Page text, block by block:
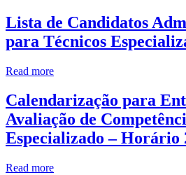
Lista de Candidatos
para Técnicos
Read more
Calendarização para
Avaliação de
Especializado – Horário
Read more